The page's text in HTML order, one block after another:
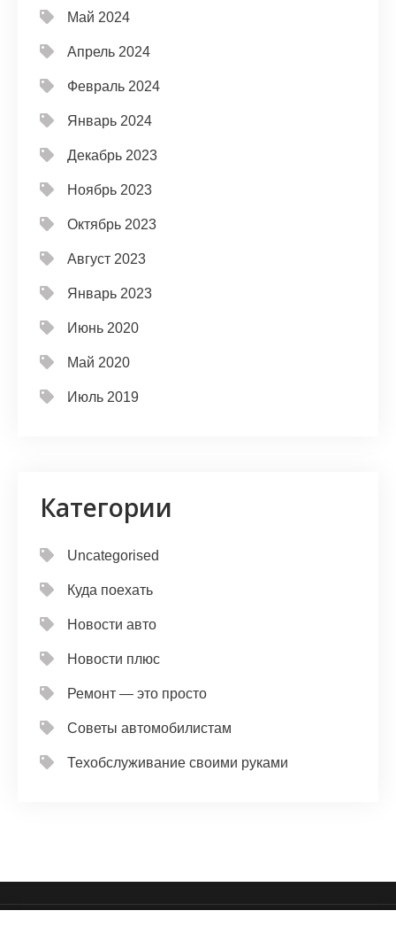
Май 2024
Апрель 2024
Февраль 2024
Январь 2024
Декабрь 2023
Ноябрь 2023
Октябрь 2023
Август 2023
Январь 2023
Июнь 2020
Май 2020
Июль 2019
Категории
Uncategorised
Куда поехать
Новости авто
Новости плюс
Ремонт — это просто
Советы автомобилистам
Техобслуживание своими руками